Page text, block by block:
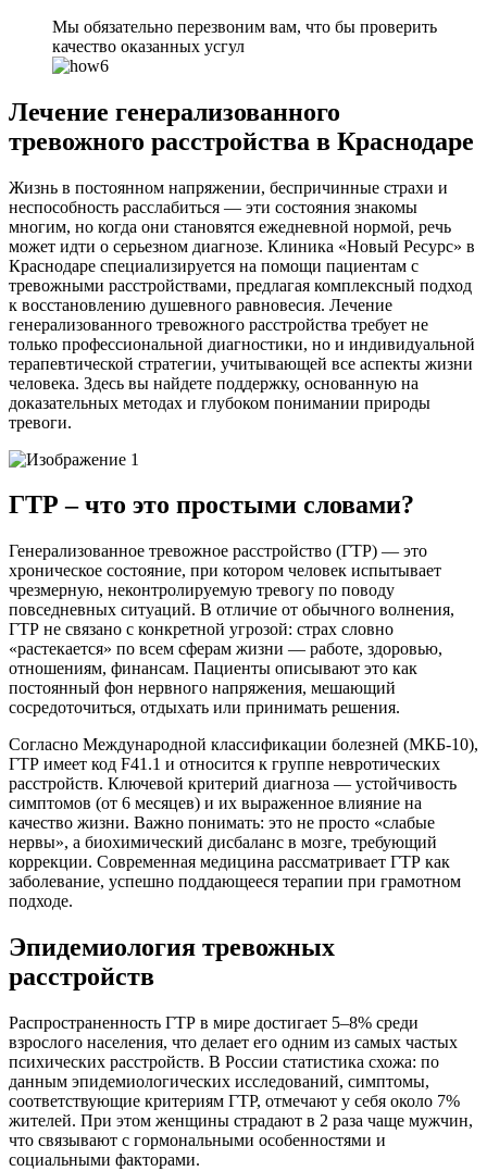
Мы обязательно перезвоним вам, что бы проверить
качество оказанных усгул
Лечение генерализованного
тревожного расстройства в Краснодаре
Жизнь в постоянном напряжении, беспричинные страхи и
неспособность расслабиться — эти состояния знакомы
многим, но когда они становятся ежедневной нормой, речь
может идти о серьезном диагнозе. Клиника «Новый Ресурс» в
Краснодаре специализируется на помощи пациентам с
тревожными расстройствами, предлагая комплексный подход
к восстановлению душевного равновесия. Лечение
генерализованного тревожного расстройства требует не
только профессиональной диагностики, но и индивидуальной
терапевтической стратегии, учитывающей все аспекты жизни
человека. Здесь вы найдете поддержку, основанную на
доказательных методах и глубоком понимании природы
тревоги.
ГТР – что это простыми словами?
Генерализованное тревожное расстройство (ГТР) — это
хроническое состояние, при котором человек испытывает
чрезмерную, неконтролируемую тревогу по поводу
повседневных ситуаций. В отличие от обычного волнения,
ГТР не связано с конкретной угрозой: страх словно
«растекается» по всем сферам жизни — работе, здоровью,
отношениям, финансам. Пациенты описывают это как
постоянный фон нервного напряжения, мешающий
сосредоточиться, отдыхать или принимать решения.
Согласно Международной классификации болезней (МКБ-10),
ГТР имеет код F41.1 и относится к группе невротических
расстройств. Ключевой критерий диагноза — устойчивость
симптомов (от 6 месяцев) и их выраженное влияние на
качество жизни. Важно понимать: это не просто «слабые
нервы», а биохимический дисбаланс в мозге, требующий
коррекции. Современная медицина рассматривает ГТР как
заболевание, успешно поддающееся терапии при грамотном
подходе.
Эпидемиология тревожных
расстройств
Распространенность ГТР в мире достигает 5–8% среди
взрослого населения, что делает его одним из самых частых
психических расстройств. В России статистика схожа: по
данным эпидемиологических исследований, симптомы,
соответствующие критериям ГТР, отмечают у себя около 7%
жителей. При этом женщины страдают в 2 раза чаще мужчин,
что связывают с гормональными особенностями и
социальными факторами.